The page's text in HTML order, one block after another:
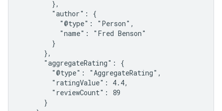
        },
        "author": {
          "@type": "Person",
          "name": "Fred Benson"
        }
      },
      "aggregateRating": {
        "@type": "AggregateRating",
        "ratingValue": 4.4,
        "reviewCount": 89
      }